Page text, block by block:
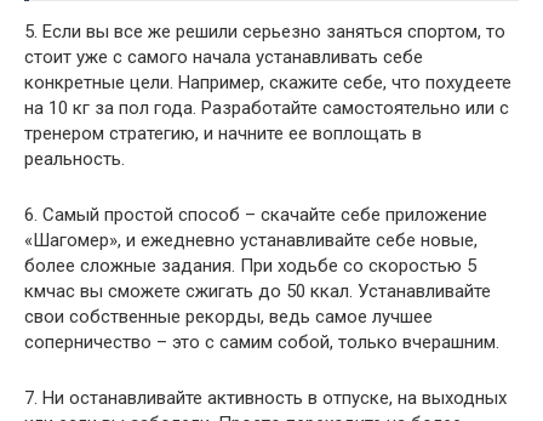
5. Если вы все же решили серьезно заняться спортом, то
стоит уже с самого начала устанавливать себе
конкретные цели. Например, скажите себе, что похудеете
на 10 кг за пол года. Разработайте самостоятельно или с
тренером стратегию, и начните ее воплощать в
реальность.
6. Самый простой способ – скачайте себе приложение
«Шагомер», и ежедневно устанавливайте себе новые,
более сложные задания. При ходьбе со скоростью 5
кмчас вы сможете сжигать до 50 ккал. Устанавливайте
свои собственные рекорды, ведь самое лучшее
соперничество – это с cамим собой, только вчерашним.
7. Ни останавливайте активность в отпуске, на выходных